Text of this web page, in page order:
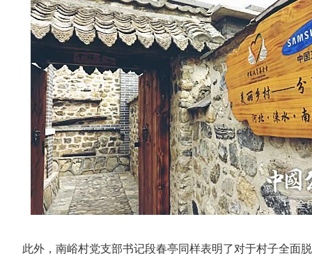
此外，南峪村党支部书记段春亭同样表明了对于村子全面